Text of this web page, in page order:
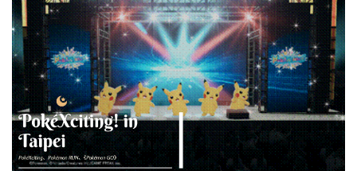
瘦
身
運
動
健
身
名
人
教
學
瘦